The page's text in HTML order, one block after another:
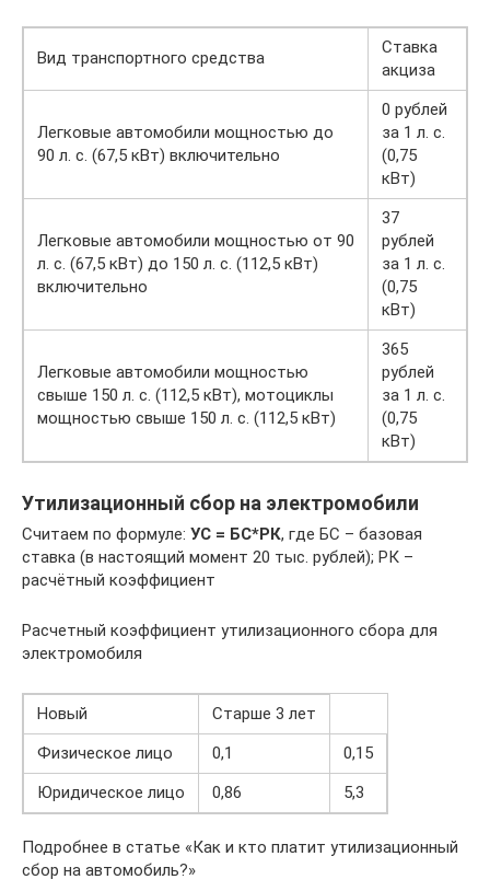
Вид транспортного средства
Ставка
акциза
Легковые автомобили мощностью до
90 л. с. (67,5 кВт) включительно
0 рублей
за 1 л. с.
(0,75
кВт)
Легковые автомобили мощностью от 90
л. с. (67,5 кВт) до 150 л. с. (112,5 кВт)
включительно
37
рублей
за 1 л. с.
(0,75
кВт)
Легковые автомобили мощностью
свыше 150 л. с. (112,5 кВт), мотоциклы
мощностью свыше 150 л. с. (112,5 кВт)
365
рублей
за 1 л. с.
(0,75
кВт)
Утилизационный сбор на электромобили
Считаем по формуле: УС = БС*РК, где БС – базовая
ставка (в настоящий момент 20 тыс. рублей); РК –
расчётный коэффициент
Расчетный коэффициент утилизационного сбора для
электромобиля
Новый
Старше 3 лет
Физическое лицо
0,1
0,15
Юридическое лицо
0,86 5,3
Подробнее в статье «Как и кто платит утилизационный
сбор на автомобиль?»